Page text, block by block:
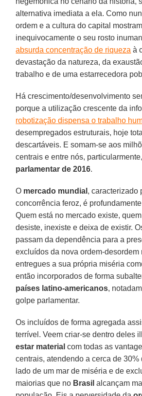
alternativa imediata a ela. Como
ordem e a cultura do capital mostram
inequivocamente o seu rosto
absurda concentração de riqueza à
devastação da natureza, da
trabalho e de uma estarrecedora
Há crescimento/desenvolvimento
porque a utilização crescente da
robotização dispensa o trabalho
desempregados estruturais, hoje
descartáveis. E somam-se aos
centrais e entre nós,
parlamentar de 2016.
O mercado mundial , caracterizado
concorrência feroz, é
Quem está no mercado existe,
desiste, inexiste e deixa de existir.
passam da dependência para a
excluídos da nova ordem-desordem
entregues a sua própria miséria
então incorporados de forma
países latino-americanos,
golpe parlamentar.
Os incluídos de forma agregada
terrível. Veem criar-se dentro deles
estar material com todas as
centrais, atendendo a cerca de
lado de um mar de miséria e de
maiorias que no Brasil alcançam